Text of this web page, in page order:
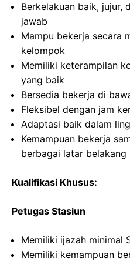
Berkelakuan baik, jujur,
jawab
Mampu bekerja secara
kelompok
Memiliki keterampilan
yang baik
Bersedia bekerja di
Fleksibel dengan jam
Adaptasi baik dalam
Kemampuan bekerja
berbagai latar belakang
Kualifikasi Khusus:
Petugas Stasiun
Memiliki ijazah minimal
Memiliki kemampuan